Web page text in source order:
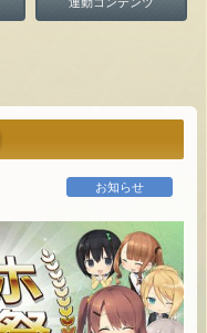
お知らせ